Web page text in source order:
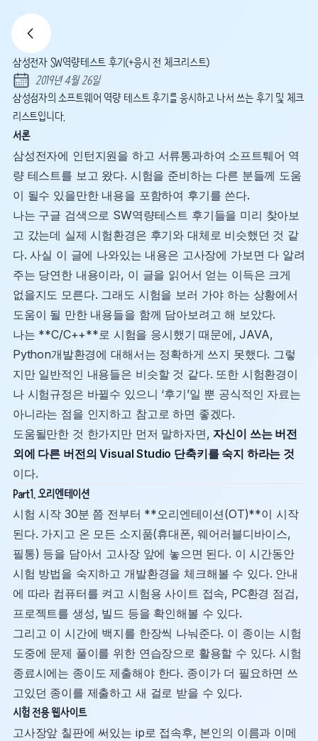
삼성전자 SW역량테스트 후기(+응시 전 체크리스트)
Published:
2019년 4월 26일
삼성점자의 소프트웨어 역량 테스트 후기를 응시하고 나서 쓰는 후기 및 체크
리스트입니다.
서론
삼성전자에 인턴지원을 하고 서류통과하여 소프트퉤어 역
량 테스트를 보고 왔다. 시험을 준비하는 다른 분들께 도움
이 될수 있을만한 내용을 포함하여 후기를 쓴다.
나는 구글 검색으로 SW역량테스트 후기들을 미리 찾아보
고 갔는데 실제 시험환경은 후기와 대체로 비슷했던 것 같
다. 사실 이 글에 나와있는 내용은 고사장에 가보면 다 알려
주는 당연한 내용이라, 이 글을 읽어서 얻는 이득은 크게
없을지도 모른다. 그래도 시험을 보러 가야 하는 상황에서
도움이 될 만한 내용들을 함께 담아보려고 해 보았다.
나는 **C/C++**로 시험을 응시했기 때문에, JAVA,
Python개발환경에 대해서는 정확하게 쓰지 못했다. 그렇
지만 일반적인 내용들은 비슷할 것 같다. 또한 시험환경이
나 시험규정은 바뀔수 있으니 ‘후기’일 뿐 공식적인 자료는
아니라는 점을 인지하고 참고로 하면 좋겠다.
도움될만한 것 한가지만 먼저 말하자면,자신이 쓰는 버전
외에 다른 버전의 Visual Studio 단축키를 숙지 하라는 것
이다.
Part1. 오리엔테이션
시험 시작 30분 쯤 전부터 **오리엔테이션(OT)**이 시작
된다. 가지고 온 모든 소지품(휴대폰, 웨어러블디바이스,
필통) 등을 담아서 고사장 앞에 놓으면 된다. 이 시간동안
시험 방법을 숙지하고 개발환경을 체크해볼 수 있다. 안내
에 따라 컴퓨터를 켜고 시험용 사이트 접속, PC환경 점검,
프로젝트를 생성, 빌드 등을 확인해볼 수 있다.
그리고 이 시간에 백지를 한장씩 나눠준다. 이 종이는 시험
도중에 문제 풀이를 위한 연습장으로 활용할 수 있다. 시험
종료시에는 종이도 제출해야 한다. 종이가 더 필요하면 쓰
고있던 종이를 제출하고 새 걸로 받을 수 있다.
시험 전용 웹사이트
고사장앞 칠판에 써있는 ip로 접속후, 본인의 이름과 이메